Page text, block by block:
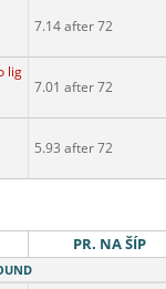
7.14 after 72
ligy
7.01 after 72
5.93 after 72
PR. NA ŠÍP